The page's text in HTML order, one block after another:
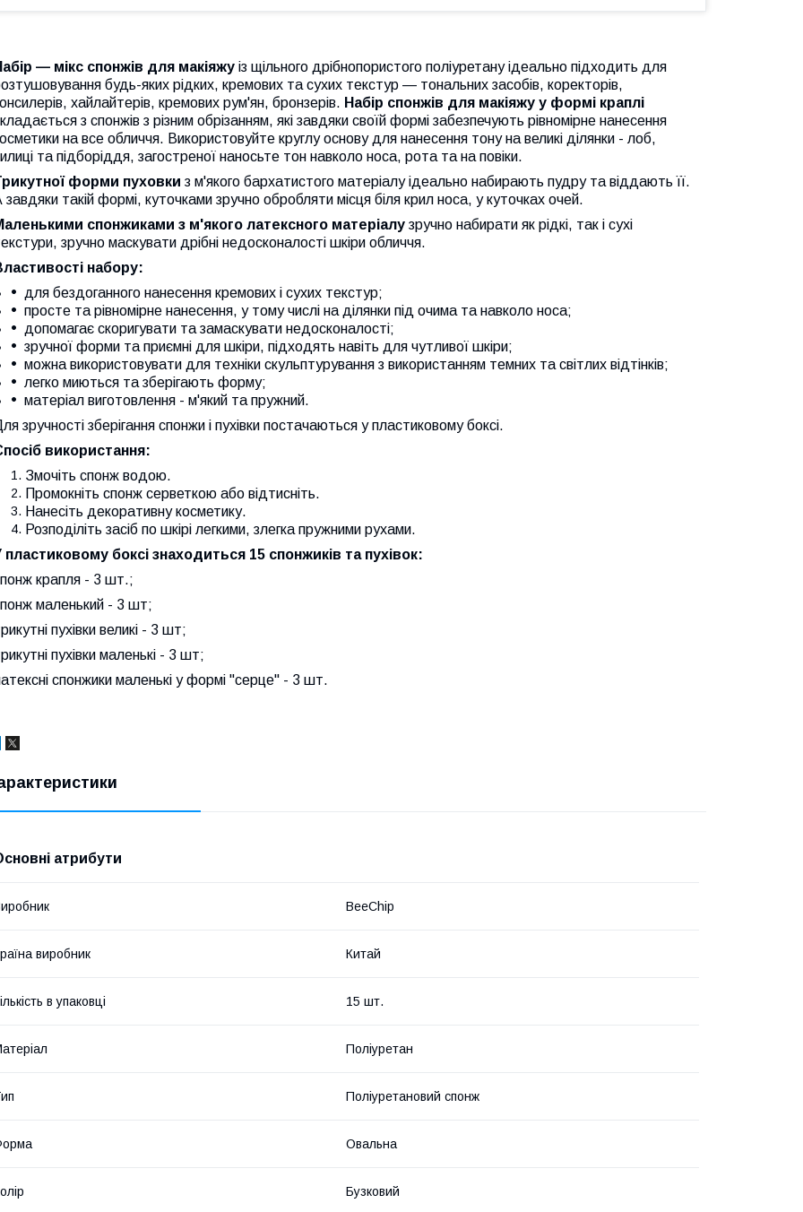
— мікс спонжів для макіяжу із щільного дрібнопористого поліуретану ідеально підходить для
будь-яких рідких, кремових та сухих текстур — тональних засобів, коректорів,
хайлайтерів, кремових рум'ян, бронзерів. Набір спонжів для макіяжу у формі краплі
з спонжів з різним обрізанням, які завдяки своїй формі забезпечують рівномірне нанесення
на все обличчя. Використовуйте круглу основу для нанесення тону на великі ділянки - лоб,
та підборіддя, загостреної наносьте тон навколо носа, рота та на повіки.
форми пуховки з м'якого бархатистого матеріалу ідеально набирають пудру та віддають її.
завдяки такій формі, куточками зручно обробляти місця біля крил носа, у куточках очей.
спонжиками з м'якого латексного матеріалу зручно набирати як рідкі, так і сухі
зручно маскувати дрібні недосконалості шкіри обличчя.
набору:
для бездоганного нанесення кремових і сухих текстур;
просте та рівномірне нанесення, у тому числі на ділянки під очима та навколо носа;
допомагає скоригувати та замаскувати недосконалості;
зручної форми та приємні для шкіри, підходять навіть для чутливої шкіри;
можна використовувати для техніки скульптурування з використанням темних та світлих відтінків;
легко миються та зберігають форму;
матеріал виготовлення - м'який та пружний.
зручності зберігання спонжи і пухівки постачаються у пластиковому боксі.
використання:
Змочіть спонж водою.
Промокніть спонж серветкою або відтисніть.
Нанесіть декоративну косметику.
Розподіліть засіб по шкірі легкими, злегка пружними рухами.
пластиковому боксі знаходиться 15 спонжиків та пухівок:
крапля - 3 шт.;
маленький - 3 шт;
пухівки великі - 3 шт;
пухівки маленькі - 3 шт;
спонжики маленькі у формі "серце" - 3 шт.
атрибути
BeeChip
виробник Китай
в упаковці 15 шт.
Поліуретан
Поліуретановий спонж
Овальна
Бузковий